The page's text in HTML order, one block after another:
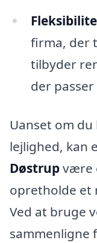
firma, der
tilbyder
der
Uanset om
lejlighed, kan
Døstrupvære
opretholde et
Ved at bruge
sammenligne